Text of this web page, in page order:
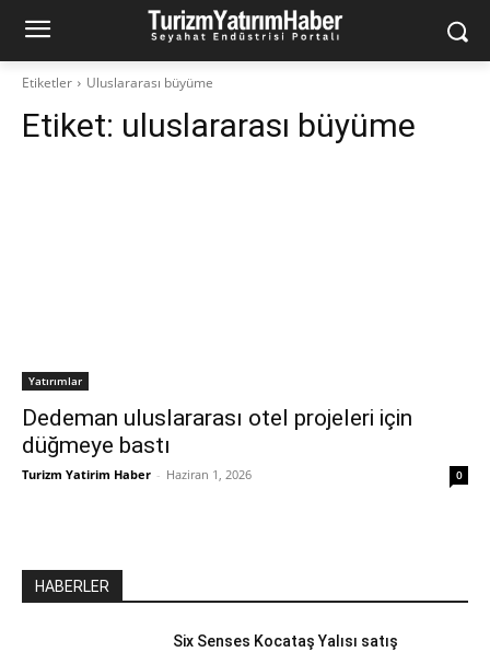
Etiketler Uluslararası büyüme
Etiket: uluslararası büyüme
Yatırımlar
Dedeman uluslararası otel projeleri için
düğmeye bastı
Turizm Yatirim Haber - Haziran 1, 2026 0
HABERLER
Six Senses Kocataş Yalısı satış